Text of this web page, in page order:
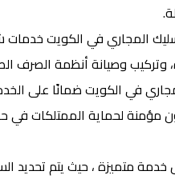
المجاري في الكويت
وتركيب وصيانة أنظمة الصرف
في الكويت ضمانًا على
مؤمنة لحماية الممتلكات في
متميزة ، حيث يتم تحديد